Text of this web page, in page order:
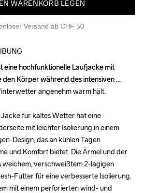
WARENKORB LEGEN
Versand ab CHF 50
eine hochfunktionelle Laufjacke mit
den Körper während des intensiven
angenehm warm hält.
Jacke für kaltes Wetter hat eine
mit leichter Isolierung in einem
Design, das an kühlen Tagen
und Komfort bietet. Die Ärmel und der
weichem, verschweißtem 2-lagigen
Futter für eine verbesserte Isolierung.
mit einem perforierten wind- und
eine hochfunktionelle Laufjacke mit
den Körper während des intensiven
angenehm warm hält.
Jacke für kaltes Wetter hat eine
mit leichter Isolierung in einem
Design, das an kühlen Tagen
und Komfort bietet. Die Ärmel und der
weichem, verschweißtem 2-lagigen
Futter für eine verbesserte Isolierung.
mit einem perforierten wind- und